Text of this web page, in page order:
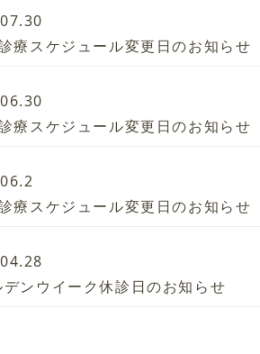
療スケジュール変更日のお知らせ
療スケジュール変更日のお知らせ
療スケジュール変更日のお知らせ
デンウイーク休診日のお知らせ